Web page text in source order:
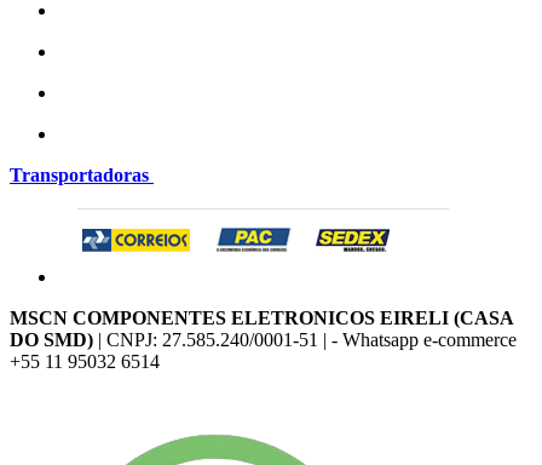
Transportadoras
MSCN COMPONENTES ELETRONICOS EIRELI (CASA
DO SMD) | CNPJ: 27.585.240/0001-51 | - Whatsapp e-commerce
+55 11 95032 6514